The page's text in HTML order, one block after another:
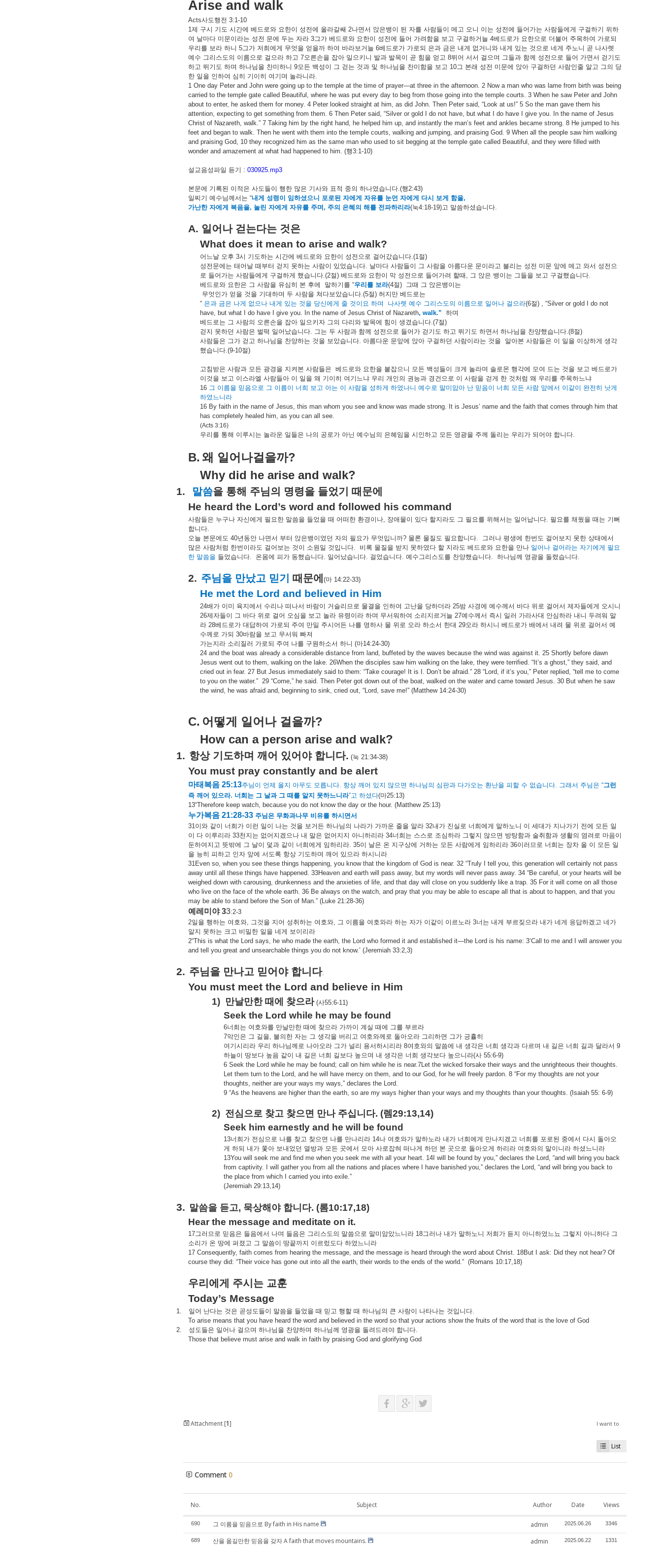
Arise and walk
Acts사도행전 3:1-10
1제 구시 기도 시간에 베드로와 요한이 성전에 올라갈쌔 2나면서 앉은뱅이 된 자를 사람들이 메고 오니 이는 성전에 들어가는 사람들에게 구걸하기 위하
여 날마다 미문이라는 성전 문에 두는 자라 3그가 베드로와 요한이 성전에 들어 가려함을 보고 구걸하거늘 4베드로가 요한으로 더불어 주목하여 가로되
우리를 보라 하니 5그가 저희에게 무엇을 얻을까 하여 바라보거늘 6베드로가 가로되 은과 금은 내게 없거니와 내게 있는 것으로 네게 주노니 곧 나사렛
예수 그리스도의 이름으로 걸으라 하고 7오른손을 잡아 일으키니 발과 발목이 곧 힘을 얻고 8뛰어 서서 걸으며 그들과 함께 성전으로 들어 가면서 걷기도
하고 뛰기도 하며 하나님을 찬미하니 9모든 백성이 그 걷는 것과 및 하나님을 찬미함을 보고 10그 본래 성전 미문에 앉아 구걸하던 사람인줄 알고 그의 당
한 일을 인하여 심히 기이히 여기며 놀라니라.
1 One day Peter and John were going up to the temple at the time of prayer—at three in the afternoon. 2 Now a man who was lame from birth was being
carried to the temple gate called Beautiful, where he was put every day to beg from those going into the temple courts. 3 When he saw Peter and John
about to enter, he asked them for money. 4 Peter looked straight at him, as did John. Then Peter said, “Look at us!” 5 So the man gave them his
attention, expecting to get something from them. 6 Then Peter said, “Silver or gold I do not have, but what I do have I give you. In the name of Jesus
Christ of Nazareth, walk.” 7 Taking him by the right hand, he helped him up, and instantly the man’s feet and ankles became strong. 8 He jumped to his
feet and began to walk. Then he went with them into the temple courts, walking and jumping, and praising God. 9 When all the people saw him walking
and praising God, 10 they recognized him as the same man who used to sit begging at the temple gate called Beautiful, and they were filled with
wonder and amazement at what had happened to him. (행3:1-10)
설교음성파일 듣기 : 030925.mp3
본문에 기록된 이적은 사도들이 행한 많은 기사와 표적 중의 하나였습니다.(행2:43)
일찌기 예수님께서는 “내게 성령이 임하셨으니 포로된 자에게 자유를 눈먼 자에게 다시 보게 함을,
가난한 자에게 복음을, 눌린 자에게 자유를 주며 , 주의 은혜의 해를 전파하리라(눅4:18-19)고 말씀하셨습니다.
A. 일어나 걷는다는 것은
What does it mean to arise and walk?
어느날 오후 3시 기도하는 시간에 베드로와 요한이 성전으로 걸어갔습니다.(1절)
성전문에는 태어날 때부터 걷지 못하는 사람이 있었습니다. 날마다 사람들이 그 사람을 아름다운 문이라고 불리는 성전 미문 앞에 메고 와서 성전으
로 들어가는 사람들에게 구걸하게 했습니다.(2절) 베드로와 요한이 막 성전으로 들어가려 할때 , 그 앉은 뱅이는 그들을 보고 구걸했습니다.
베드로와 요한은 그 사람을 유심히 본 후에 말하기를 “우리를 보라(4절) 그때 그 앉은뱅이는
무엇인가 얻을 것을 기대하며 두 사람을 쳐다보았습니다.(5절) 허지만 베드로는
“ 은과 금은 나게 없으나 내게 있는 것을 당신에게 줄 것이요 하며 나사렛 예수 그리스도의 이름으로 일어나 걸으라(6절) , “Silver or gold I do not
have, but what I do have I give you. In the name of Jesus Christ of Nazareth, walk.” 하며
베드로는 그 사람의 오른손을 잡아 일으키자 그의 다리와 발목에 힘이 생겼습니다.(7절)
걷지 못하던 사람은 벌떡 일어났습니다. 그는 두 사람과 함께 성전으로 들어가 걷기도 하고 뛰기도 하면서 하나님을 찬양했습니다.(8절)
사람들은 그가 걷고 하나님을 찬양하는 것을 보았습니다. 아름다운 문앞에 앉아 구걸하던 사람이라는 것을 알아본 사람들은 이 일을 이상하게 생각
했습니다.(9-10절)
고침받은 사람과 모든 광경을 지켜본 사람들은 베드로와 요한을 붙잡으니 모든 백성들이 크게 놀라며 솔로몬 행각에 모여 드는 것을 보고 베드로가
이것을 보고 이스라엘 사람들아 이 일을 왜 기이히 여기느냐 우리 개인의 권능과 경건으로 이 사람을 걷게 한 것처럼 왜 우리를 주목하느냐
16 그 이름을 믿음으로 그 이름이 너희 보고 아는 이 사람을 성하게 하였나니 예수로 말미암아 난 믿음이 너희 모든 사람 앞에서 이같이 완전히 낫게
하였느니라
16 By faith in the name of Jesus, this man whom you see and know was made strong. It is Jesus’ name and the faith that comes through him that
has completely healed him, as you can all see.
(Acts 3:16)
우리를 통해 이루시는 놀라운 일들은 나의 공로가 아닌 예수님의 은혜임을 시인하고 모든 영광을 주께 돌리는 우리가 되어야 합니다.
B. 왜 일어나걸을까?
Why did he arise and walk?
1. 말씀을 통해 주님의 명령을 들었기
때문에
He heard the Lord’s word and followed his command
사람들은 누구나 자신에게 필요한 말씀을 들었을 때 어떠한 환경이나, 장애물이 있다 할지라도 그 필요를 위해서는 일어납니다. 필요를 채웠을 때는 기뻐
합니다.
오늘 본문에도 40년동안 나면서 부터 앉은뱅이였던 자의 필요가 무엇입니까? 물론 물질도 필요합니다. 그러나 평생에 한번도 걸어보지 못한 상태에서
많은 사람처럼 한번이라도 걸어보는 것이 소원일 것입니다. 비록 물질을 받지 못하였다 할 지라도 베드로와 요한을 만나 일어나 걸어라는 자기에게 필요
한 말씀을 들었습니다. 온몸에 피가 동했습니다. 일어났습니다. 걸었습니다. 예수그리스도를 찬양했습니다. 하나님께 영광을 돌렸습니다.
2. 주님을 만났고 믿기 때문에 (마 14:22-33)
He met the Lord and believed in Him
24배가 이미 육지에서 수리나 떠나서 바람이 거슬리므로 물결을 인하여 고난을 당하더라 25밤 사경에 예수께서 바다 위로 걸어서 제자들에게 오시니
26제자들이 그 바다 위로 걸어 오심을 보고 놀라 유령이라 하며 무서워하여 소리지르거늘 27예수께서 즉시 일러 가라사대 안심하라 내니 두려워 말
라 28베드로가 대답하여 가로되 주여 만일 주시어든 나를 명하사 물 위로 오라 하소서 한대 29오라 하시니 베드로가 배에서 내려 물 위로 걸어서 예
수께로 가되 30바람을 보고 무서워 빠져
가는지라 소리질러 가로되 주여 나를 구원하소서 하니 (마14:24-30)
24 and the boat was already a considerable distance from land, buffeted by the waves because the wind was against it. 25 Shortly before dawn
Jesus went out to them, walking on the lake. 26When the disciples saw him walking on the lake, they were terrified. “It’s a ghost,” they said, and
cried out in fear. 27 But Jesus immediately said to them: “Take courage! It is I. Don’t be afraid.” 28 “Lord, if it’s you,” Peter replied, “tell me to come
to you on the water.” 29 “Come,” he said. Then Peter got down out of the boat, walked on the water and came toward Jesus. 30 But when he saw
the wind, he was afraid and, beginning to sink, cried out, “Lord, save me!” (Matthew 14:24-30)
C. 어떻게 일어나 걸을까?
How can a person arise and walk?
1. 항상 기도하며 깨어 있어야 합니다. (눅 21:34-38)
You must pray constantly and be alert
마태복음 25:13주님이 언제 올지 아무도 모릅니다. 항상 깨어 있지 않으면 하나님의 심판과 다가오는 환난을 피할 수 없습니다. 그래서 주님은 “그런
즉 깨어 있으라. 너희는 그 날과 그 때를 알지 못하느니라”고 하셨다(마25:13)
13“Therefore keep watch, because you do not know the day or the hour. (Matthew 25:13)
누가복음 21:28-33 주님은 무화과나무 비유를 하시면서
31이와 같이 너희가 이런 일이 나는 것을 보거든 하나님의 나라가 가까운 줄을 알라 32내가 진실로 너희에게 말하노니 이 세대가 지나가기 전에 모든 일
이 다 이루리라 33천지는 없어지겠으나 내 말은 없어지지 아니하리라 34너희는 스스로 조심하라 그렇지 않으면 방탕함과 술취함과 생활의 염려로 마음이
둔하여지고 뜻밖에 그 날이 덫과 같이 너희에게 임하리라. 35이 날은 온 지구상에 거하는 모든 사람에게 임하리라 36이러므로 너희는 장차 올 이 모든 일
을 능히 피하고 인자 앞에 서도록 항상 기도하며 깨어 있으라 하시니라
31Even so, when you see these things happening, you know that the kingdom of God is near. 32 “Truly I tell you, this generation will certainly not pass
away until all these things have happened. 33Heaven and earth will pass away, but my words will never pass away. 34 “Be careful, or your hearts will be
weighed down with carousing, drunkenness and the anxieties of life, and that day will close on you suddenly like a trap. 35 For it will come on all those
who live on the face of the whole earth. 36 Be always on the watch, and pray that you may be able to escape all that is about to happen, and that you
may be able to stand before the Son of Man.” (Luke 21:28-36)
예레미야33:2-3
2일을 행하는 여호와, 그것을 지어 성취하는 여호와, 그 이름을 여호와라 하는 자가 이같이 이르노라 3너는 내게 부르짖으라 내가 네게 응답하겠고 네가
알지 못하는 크고 비밀한 일을 네게 보이리라
2“This is what the Lord says, he who made the earth, the Lord who formed it and established it—the Lord is his name: 3‘Call to me and I will answer you
and tell you great and unsearchable things you do not know.’ (Jeremiah 33:2,3)
2. 주님을 만나고 믿어야 합니다.
You must meet the Lord and believe in Him
1) 만날만한 때에 찾으라(사55:6-11)
Seek the Lord while he may be found
6너희는 여호와를 만날만한 때에 찾으라 가까이 계실 때에 그를 부르라
7악인은 그 길을, 불의한 자는 그 생각을 버리고 여호와께로 돌아오라 그리하면 그가 긍휼히
여기시리라 우리 하나님께로 나아오라 그가 널리 용서하시리라 8여호와의 말씀에 내 생각은 너희 생각과 다르며 내 길은 너희 길과 달라서 9
하늘이 땅보다 높음 같이 내 길은 너희 길보다 높으며 내 생각은 너희 생각보다 높으니라(사 55:6-9)
6 Seek the Lord while he may be found; call on him while he is near.7Let the wicked forsake their ways and the unrighteous their thoughts.
Let them turn to the Lord, and he will have mercy on them, and to our God, for he will freely pardon. 8 “For my thoughts are not your
thoughts, neither are your ways my ways,” declares the Lord.
9 “As the heavens are higher than the earth, so are my ways higher than your ways and my thoughts than your thoughts. (Isaiah 55: 6-9)
2) 전심으로 찾고 찾으면 만나 주십니다. (렘29:13,14)
Seek him earnestly and he will be found
13너희가 전심으로 나를 찾고 찾으면 나를 만나리라 14나 여호와가 말하노라 내가 너희에게 만나지겠고 너희를 포로된 중에서 다시 돌아오
게 하되 내가 쫓아 보내었던 열방과 모든 곳에서 모아 사로잡혀 떠나게 하던 본 곳으로 돌아오게 하리라 여호와의 말이니라 하셨느니라
13You will seek me and find me when you seek me with all your heart. 14I will be found by you,” declares the Lord, “and will bring you back
from captivity. I will gather you from all the nations and places where I have banished you,” declares the Lord, “and will bring you back to
the place from which I carried you into exile.”
(Jeremiah 29:13,14)
3. 말씀을 듣고, 묵상해야 합니다. (롬10:17,18)
Hear the message and meditate on it.
17그러므로 믿음은 들음에서 나며 들음은 그리스도의 말씀으로 말미암았느니라 18그러나 내가 말하노니 저희가 듣지 아니하였느뇨 그렇지 아니하다 그
소리가 온 땅에 퍼졌고 그 말씀이 땅끝까지 이르렀도다 하였느니라
17 Consequently, faith comes from hearing the message, and the message is heard through the word about Christ. 18But I ask: Did they not hear? Of
course they did: “Their voice has gone out into all the earth, their words to the ends of the world.” (Romans 10:17,18)
우리에게 주시는 교훈
Today’s Message
1. 일어 난다는 것은 곧성도들이 말씀을 들었을 때 믿고 행할 때 하나님의 큰 사랑이 나타나는 것입니다.
To arise means that you have heard the word and believed in the word so that your actions show the fruits of the word that is the love of God
2.
성도들은 일어나 걸으며 하나님을 찬양하며 하나님께 영광을 돌려드려야 합니다.
Those that believe must arise and walk in faith by praising God and glorifying God
Attachment [1] I want to
List
Comment 0
No. Subject Author Date Views
690 그 이름을 믿음으로 By faith in His name admin 2025.06.26 3346
689 산을 옮길만한 믿음을 갖자 A faith that moves mountains. admin 2025.06.22 1331